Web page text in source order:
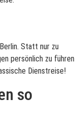
Statt nur zu
persönlich zu führen
Dienstreise!
so